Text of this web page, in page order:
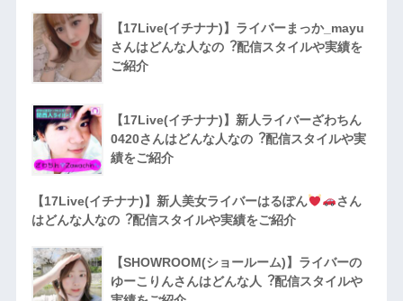
【17Live(イチナナ)】ライバーまっか_mayu
さんはどんな人なの︖配信スタイルや実績を
ご紹介
【17Live(イチナナ)】新人ライバーざわちん
0420さんはどんな人なの︖配信スタイルや実
績をご紹介
【17Live(イチナナ)】新人美女ライバーはるぽん
さん
はどんな人なの︖配信スタイルや実績をご紹介
【SHOWROOM(ショールーム)】ライバーの
ゆーこりんさんはどんな人︖配信スタイルや